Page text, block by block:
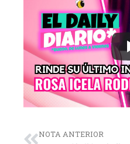
NOTA ANTERIOR